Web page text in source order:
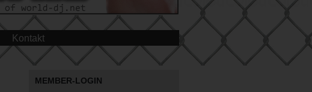
Kontakt
MEMBER-LOGIN